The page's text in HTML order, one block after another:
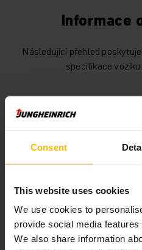
Consent
This website uses cookies
We use cookies to
provide social media
We also share information
Informace
Následující přehled
specifikace
Baterie
Rok výroby baterie
Rok
Výška zdvihu